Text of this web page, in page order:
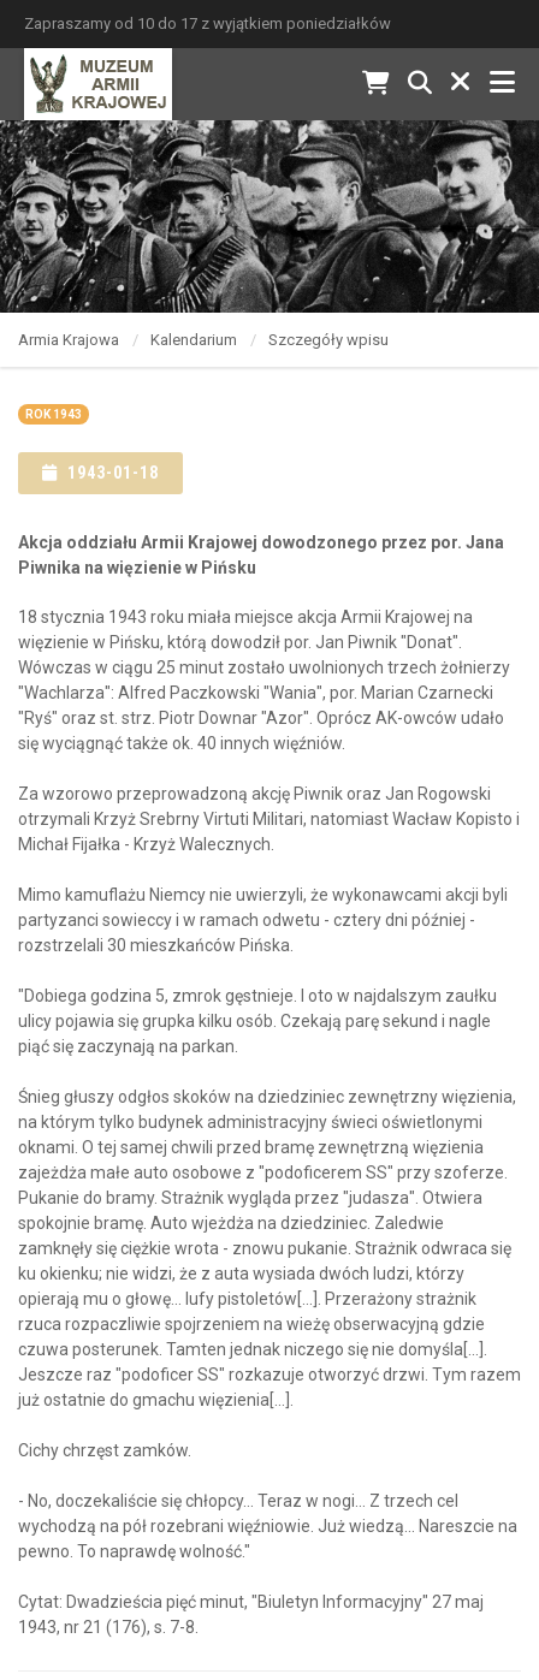
Zapraszamy od 10 do 17 z wyjątkiem poniedziałków
Armia Krajowa Kalendarium Szczegóły wpisu
ROK 1943
1943-01-18
Akcja oddziału Armii Krajowej dowodzonego przez por. Jana
Piwnika na więzienie w Pińsku
18 stycznia 1943 roku miała miejsce akcja Armii Krajowej na
więzienie w Pińsku, którą dowodził por. Jan Piwnik "Donat".
Wówczas w ciągu 25 minut zostało uwolnionych trzech żołnierzy
"Wachlarza": Alfred Paczkowski "Wania", por. Marian Czarnecki
"Ryś" oraz st. strz. Piotr Downar "Azor". Oprócz AK-owców udało
się wyciągnąć także ok. 40 innych więźniów.
Za wzorowo przeprowadzoną akcję Piwnik oraz Jan Rogowski
otrzymali Krzyż Srebrny Virtuti Militari, natomiast Wacław Kopisto i
Michał Fijałka - Krzyż Walecznych.
Mimo kamuflażu Niemcy nie uwierzyli, że wykonawcami akcji byli
partyzanci sowieccy i w ramach odwetu - cztery dni później -
rozstrzelali 30 mieszkańców Pińska.
"Dobiega godzina 5, zmrok gęstnieje. I oto w najdalszym zaułku
ulicy pojawia się grupka kilku osób. Czekają parę sekund i nagle
piąć się zaczynają na parkan.
Śnieg głuszy odgłos skoków na dziedziniec zewnętrzny więzienia,
na którym tylko budynek administracyjny świeci oświetlonymi
oknami. O tej samej chwili przed bramę zewnętrzną więzienia
zajeżdża małe auto osobowe z "podoficerem SS" przy szoferze.
Pukanie do bramy. Strażnik wygląda przez "judasza". Otwiera
spokojnie bramę. Auto wjeżdża na dziedziniec. Zaledwie
zamknęły się ciężkie wrota - znowu pukanie. Strażnik odwraca się
ku okienku; nie widzi, że z auta wysiada dwóch ludzi, którzy
opierają mu o głowę... lufy pistoletów[...]. Przerażony strażnik
rzuca rozpaczliwie spojrzeniem na wieżę obserwacyjną gdzie
czuwa posterunek. Tamten jednak niczego się nie domyśla[...].
Jeszcze raz "podoficer SS" rozkazuje otworzyć drzwi. Tym razem
już ostatnie do gmachu więzienia[...].
Cichy chrzęst zamków.
- No, doczekaliście się chłopcy... Teraz w nogi... Z trzech cel
wychodzą na pół rozebrani więźniowie. Już wiedzą... Nareszcie na
pewno. To naprawdę wolność."
Cytat: Dwadzieścia pięć minut, "Biuletyn Informacyjny" 27 maj
1943, nr 21 (176), s. 7-8.